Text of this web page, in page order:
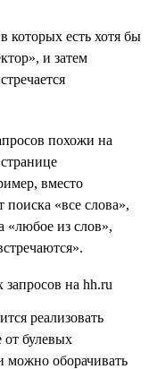
которых есть хотя бы
и затем
похожи на
вместо
«все слова»,
«любое из слов»,
реализовать
булевых
можно оборачивать